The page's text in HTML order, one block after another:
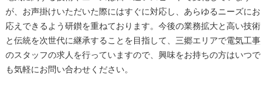
が、お声掛けいただいた際にはすぐに対応し、あらゆるニーズにお
応えできるよう研鑚を重ねております。今後の業務拡大と高い技術
と伝統を次世代に継承することを目指して、 三郷エリアで電気工事
のスタッフの求人を行っていますので、興味をお持ちの方はいつで
も気軽にお問い合わせください。